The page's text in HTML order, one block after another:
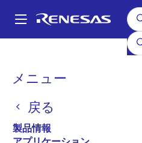
ン
メニュー
戻る
製品情報
パ
く
ず
RA8M1 音声ユ
ット
VK-RA8M1